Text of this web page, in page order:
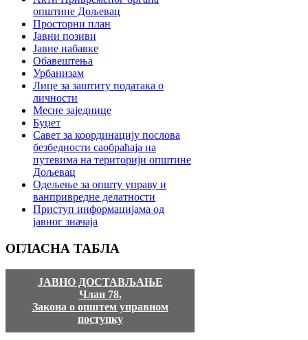
општине Дољевац
Просторни план
Јавни позиви
Јавне набавке
Обавештења
Урбанизам
Лице за заштиту података о
личности
Месне заједнице
Буџет
Савет за координацију послова
безбедности саобраћаја на
путевима на територији општине
Дољевац
Одељење за општу управу и
ванпривредне делатности
Приступ информацијама од
јавног значаја
ОГЛАСНА ТАБЛА
ЈАВНО ДОСТАВЉАЊЕ
Члан 78.
Закона о општем управном
поступку